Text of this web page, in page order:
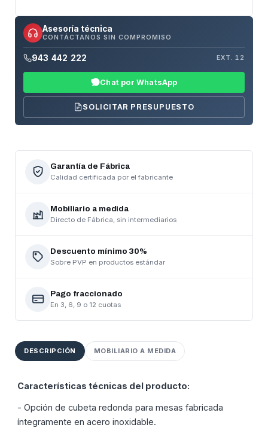
Asesoría técnica
CONTÁCTANOS SIN COMPROMISO
943 442 222 EXT. 12
Chat por WhatsApp
SOLICITAR PRESUPUESTO
Garantía de Fábrica
Calidad certificada por el fabricante
Mobiliario a medida
Directo de Fábrica, sin intermediarios
Descuento mínimo 30%
Sobre PVP en productos estándar
Pago fraccionado
En 3, 6, 9 o 12 cuotas
DESCRIPCIÓN MOBILIARIO A MEDIDA
Características técnicas del producto:
- Opción de cubeta redonda para mesas fabricada
íntegramente en acero inoxidable.
AÑADIR A LA LISTA DE DESEOS
add_circle_outline Crear nueva lista
CREAR LISTA DE DESEOS
Nombre de la lista de deseos
INICIAR SESIÓN
Debe iniciar sesión para guardar productos en su lista
de deseos.
Cancelar Iniciar sesión